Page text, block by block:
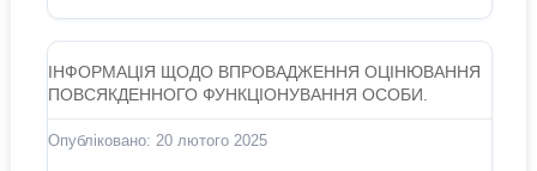
ІНФОРМАЦІЯ ЩОДО ВПРОВАДЖЕННЯ ОЦІНЮВАННЯ
ПОВСЯКДЕННОГО ФУНКЦІОНУВАННЯ ОСОБИ.
Опубліковано: 20 лютого 2025